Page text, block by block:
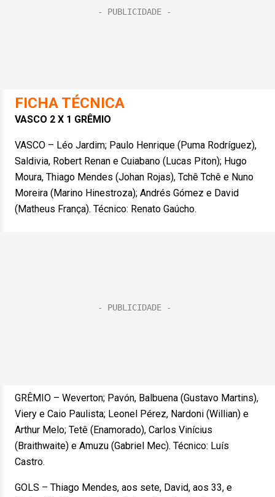
FICHA TÉCNICA
VASCO 2 X 1 GRÊMIO
VASCO – Léo Jardim; Paulo Henrique (Puma Rodríguez),
Saldivia, Robert Renan e Cuiabano (Lucas Piton); Hugo
Moura, Thiago Mendes (Johan Rojas), Tchê Tchê e Nuno
Moreira (Marino Hinestroza); Andrés Gómez e David
(Matheus França). Técnico: Renato Gaúcho.
GRÊMIO – Weverton; Pavón, Balbuena (Gustavo Martins),
Viery e Caio Paulista; Leonel Pérez, Nardoni (Willian) e
Arthur Melo; Tetê (Enamorado), Carlos Vinícius
(Braithwaite) e Amuzu (Gabriel Mec). Técnico: Luís
Castro.
GOLS – Thiago Mendes, aos sete, David, aos 33, e